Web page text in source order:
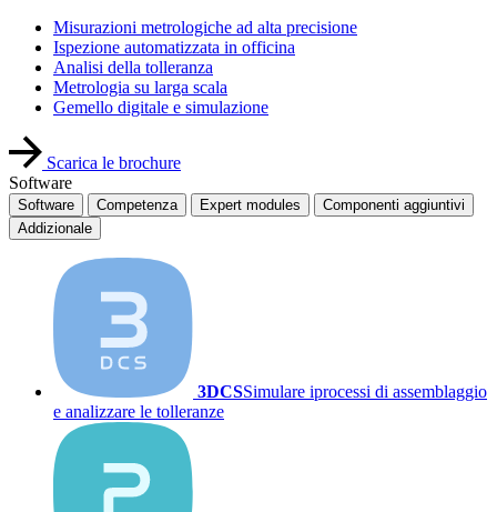
Misurazioni metrologiche ad alta precisione
Ispezione automatizzata in officina
Analisi della tolleranza
Metrologia su larga scala
Gemello digitale e simulazione
Scarica le brochure
Software
Software Competenza Expert modules
Componenti aggiuntivi
Addizionale
3DCSSimulare iprocessi di assemblaggio
e analizzare le tolleranze